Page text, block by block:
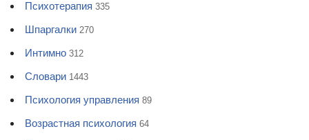
Психотерапия 335
Шпаргалки 270
Интимно 312
Словари 1443
Психология управления 89
Возрастная психология 64